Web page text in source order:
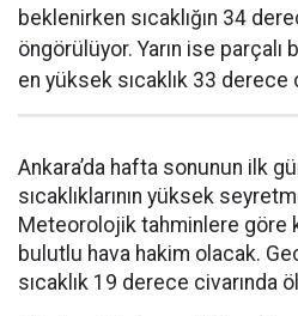
beklenirken sıcaklığın 34
öngörülüyor. Yarın ise
en yüksek sıcaklık 33 derece
Ankara’da hafta sonunun ilk
sıcaklıklarının yüksek
Meteorolojik tahminlere göre
bulutlu hava hakim olacak.
sıcaklık 19 derece civarında